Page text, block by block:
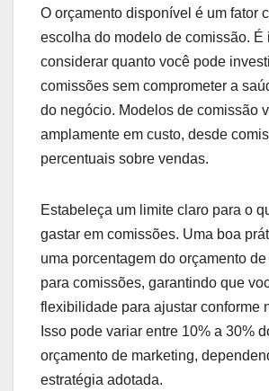
leads qualificados. Isso ajudará a
modelo de comissão com os
desejados.
Orçamento
O orçamento disponível é um fator
considerar quanto você pode
comissões sem comprometer a
do negócio. Modelos de comissão
amplamente em custo, desde
percentuais sobre vendas.
Estabeleça um limite claro para o
gastar em comissões. Uma boa